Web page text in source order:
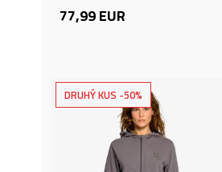
77,99EUR
DRUHÝ KUS -50%